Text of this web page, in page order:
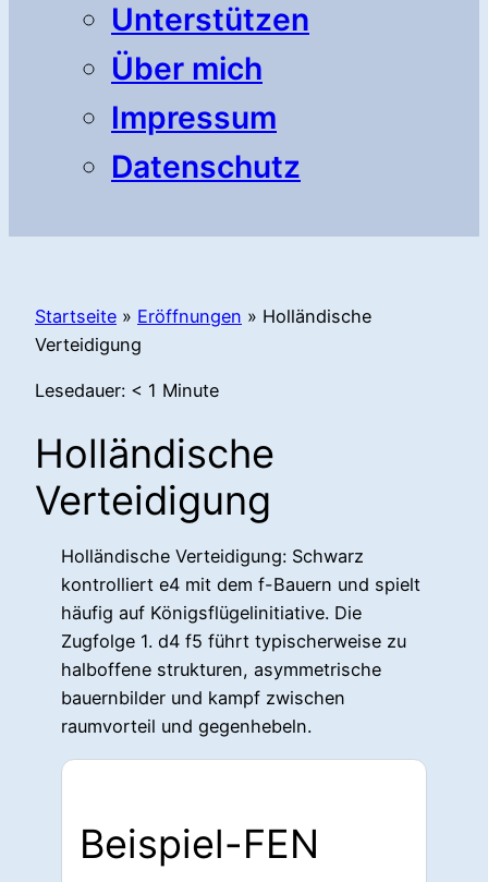
Unterstützen
Über mich
Impressum
Datenschutz
Startseite » Eröffnungen » Holländische
Verteidigung
Lesedauer: < 1 Minute
Holländische
Verteidigung
Holländische Verteidigung: Schwarz
kontrolliert e4 mit dem f-Bauern und spielt
häufig auf Königsflügelinitiative. Die
Zugfolge 1. d4 f5 führt typischerweise zu
halboffene strukturen, asymmetrische
bauernbilder und kampf zwischen
raumvorteil und gegenhebeln.
Beispiel-FEN